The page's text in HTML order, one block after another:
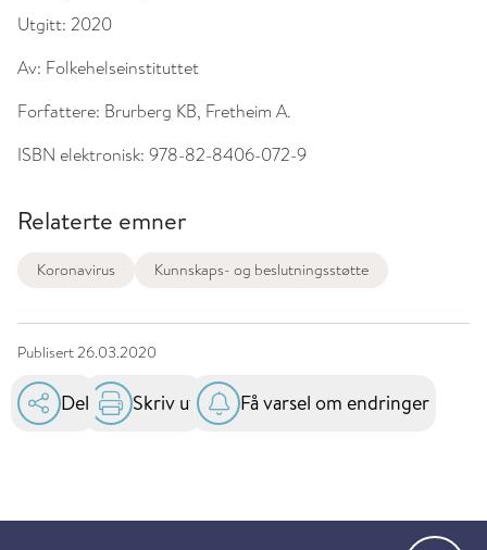
Utgitt: 2020
Av: Folkehelseinstituttet
Forfattere: Brurberg KB, Fretheim A.
ISBN elektronisk: 978-82-8406-072-9
Relaterte emner
Koronavirus Kunnskaps- og beslutningsstøtte
Publisert26.03.2020
Del Skriv ut Få varsel om endringer